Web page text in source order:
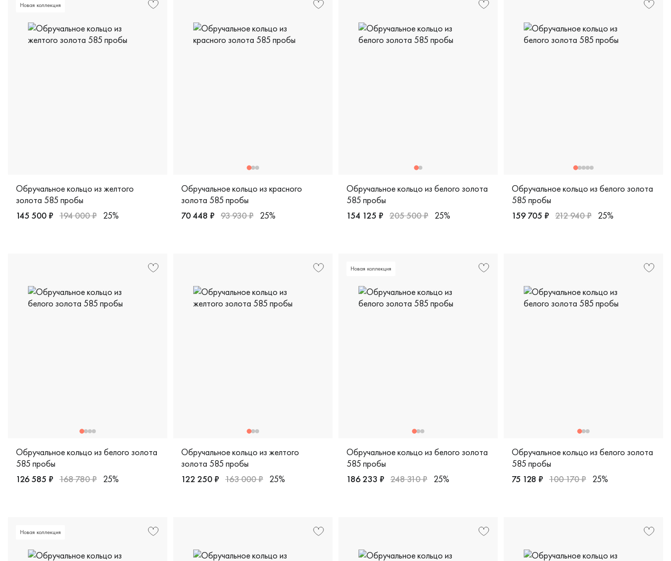
Новая коллекция
Обручальное кольцо из желтого
золота 585 пробы
145 500 ₽ 194 000 ₽ 25%
Обручальное кольцо из красного
золота 585 пробы
70 448 ₽ 93 930 ₽ 25%
Обручальное кольцо из белого золота
585 пробы
154 125 ₽ 205 500 ₽ 25%
Обручальное кольцо из белого золота
585 пробы
159 705 ₽ 212 940 ₽ 25%
Обручальное кольцо из белого золота
585 пробы
126 585 ₽ 168 780 ₽ 25%
Обручальное кольцо из желтого
золота 585 пробы
122 250 ₽ 163 000 ₽ 25%
Новая коллекция
Обручальное кольцо из белого золота
585 пробы
186 233 ₽ 248 310 ₽ 25%
Обручальное кольцо из белого золота
585 пробы
75 128 ₽ 100 170 ₽ 25%
Новая коллекция